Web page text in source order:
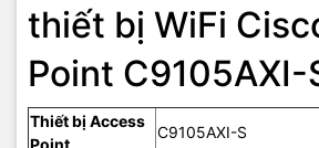
thiết bị WiFi
Point C9105AXI-
Thiết bị Access
Point
C9105AXI-S